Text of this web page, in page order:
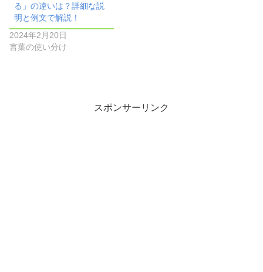
る」の違いは？詳細な説
明と例文で解説！
2024年2月20日
言葉の使い分け
スポンサーリンク